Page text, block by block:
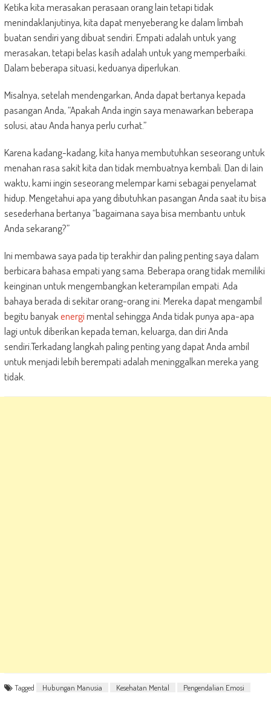
Ketika kita merasakan perasaan orang lain tetapi tidak
menindaklanjutinya, kita dapat menyeberang ke dalam limbah
buatan sendiri yang dibuat sendiri. Empati adalah untuk yang
merasakan, tetapi belas kasih adalah untuk yang memperbaiki.
Dalam beberapa situasi, keduanya diperlukan.
Misalnya, setelah mendengarkan, Anda dapat bertanya kepada
pasangan Anda, “Apakah Anda ingin saya menawarkan beberapa
solusi, atau Anda hanya perlu curhat.”
Karena kadang-kadang, kita hanya membutuhkan seseorang untuk
menahan rasa sakit kita dan tidak membuatnya kembali. Dan di lain
waktu, kami ingin seseorang melempar kami sebagai penyelamat
hidup. Mengetahui apa yang dibutuhkan pasangan Anda saat itu bisa
sesederhana bertanya “bagaimana saya bisa membantu untuk
Anda sekarang?”
Ini membawa saya pada tip terakhir dan paling penting saya dalam
berbicara bahasa empati yang sama. Beberapa orang tidak memiliki
keinginan untuk mengembangkan keterampilan empati. Ada
bahaya berada di sekitar orang-orang ini. Mereka dapat mengambil
begitu banyakenergimental sehingga Anda tidak punya apa-apa
lagi untuk diberikan kepada teman, keluarga, dan diri Anda
sendiri.Terkadang langkah paling penting yang dapat Anda ambil
untuk menjadi lebih berempati adalah meninggalkan mereka yang
tidak.
Tagged Hubungan Manusia Kesehatan Mental Pengendalian Emosi